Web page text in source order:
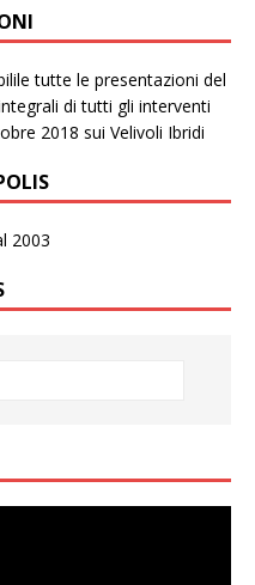
tutte le presentazioni del
di tutti gli interventi
2018 sui Velivoli Ibridi
2003